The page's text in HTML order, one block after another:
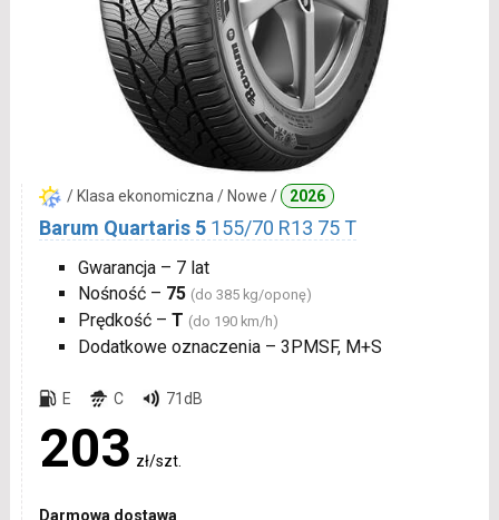
/ Klasa ekonomiczna / Nowe / 2026
Barum Quartaris 5 155/70 R13 75 T
Gwarancja – 7 lat
Nośność – 75 (do 385 kg/oponę)
Prędkość – T (do 190 km/h)
Dodatkowe oznaczenia – 3PMSF, M+S
E C 71dB
203 zł/szt.
Darmowa dostawa